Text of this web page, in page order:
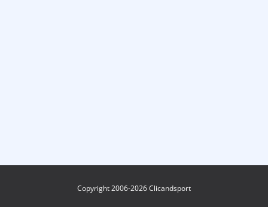
Copyright 2006-2026 Clicandsport